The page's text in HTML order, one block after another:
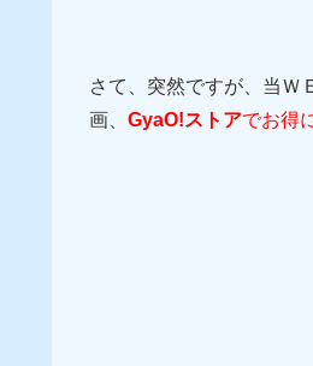
さて、突然ですが、当Ｗ
画、 GyaO!ストアでお得